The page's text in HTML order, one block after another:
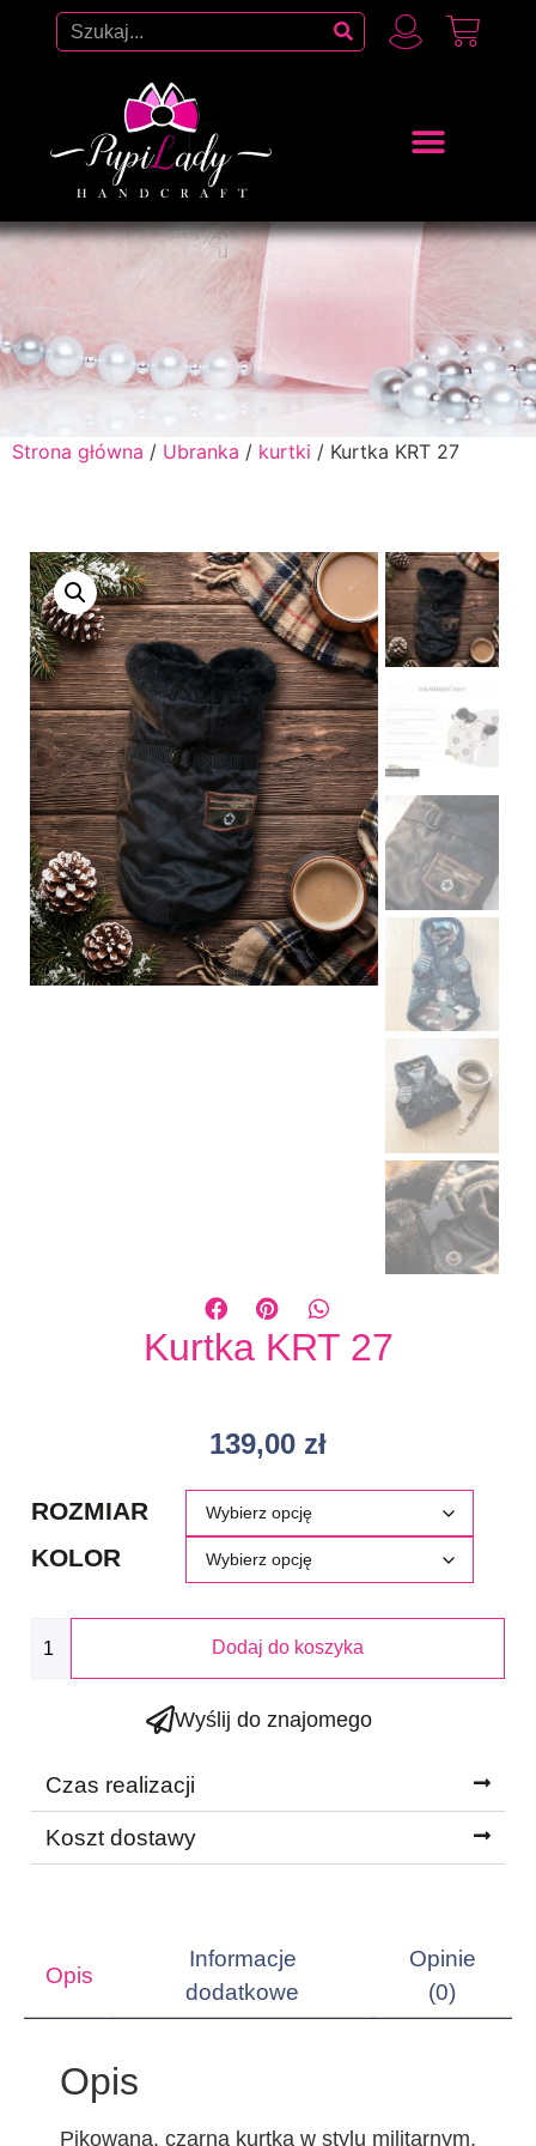
Strona główna / Ubranka / kurtki / Kurtka KRT 27
Kurtka KRT 27
139,00 zł
ROZMIAR
KOLOR
Dodaj do koszyka
Wyślij do znajomego
Czas realizacji
Koszt dostawy
Opis
Informacje
dodatkowe
Opinie
(0)
Opis
Pikowana, czarna kurtka w stylu militarnym,